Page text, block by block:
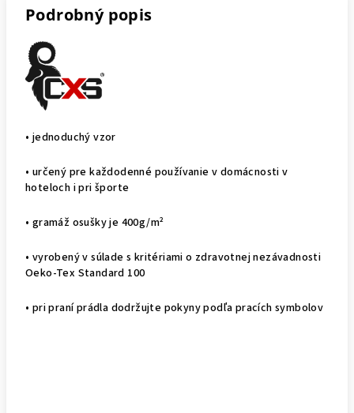
Podrobný popis
• jednoduchý vzor
• určený pre každodenné používanie v domácnosti v
hoteloch i pri športe
• gramáž osušky je 400g/m²
• vyrobený v súlade s kritériami o zdravotnej nezávadnosti
Oeko-Tex Standard 100
• pri praní prádla dodržujte pokyny podľa pracích symbolov